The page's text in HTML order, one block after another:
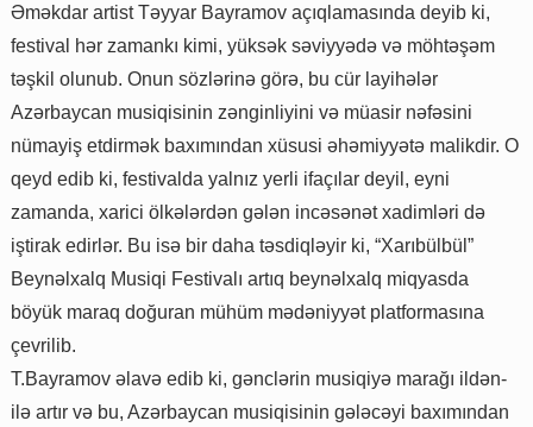
Əməkdar artist Təyyar Bayramov açıqlamasında deyib ki,
festival hər zamankı kimi, yüksək səviyyədə və möhtəşəm
təşkil olunub. Onun sözlərinə görə, bu cür layihələr
Azərbaycan musiqisinin zənginliyini və müasir nəfəsini
nümayiş etdirmək baxımından xüsusi əhəmiyyətə malikdir. O
qeyd edib ki, festivalda yalnız yerli ifaçılar deyil, eyni
zamanda, xarici ölkələrdən gələn incəsənət xadimləri də
iştirak edirlər. Bu isə bir daha təsdiqləyir ki, “Xarıbülbül”
Beynəlxalq Musiqi Festivalı artıq beynəlxalq miqyasda
böyük maraq doğuran mühüm mədəniyyət platformasına
çevrilib.
T.Bayramov əlavə edib ki, gənclərin musiqiyə marağı ildən-
ilə artır və bu, Azərbaycan musiqisinin gələcəyi baxımından